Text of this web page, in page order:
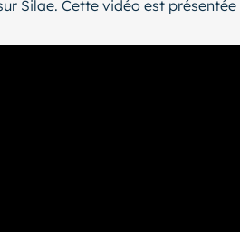
Silae. Cette vidéo est